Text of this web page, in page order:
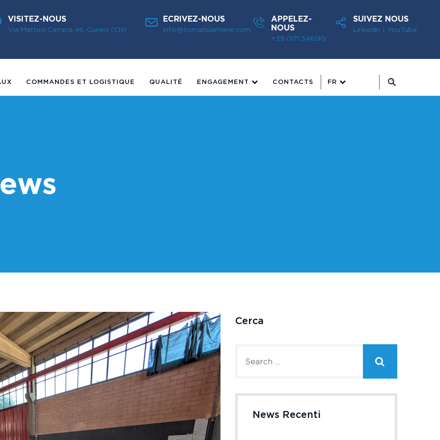
VISITEZ-NOUS
Via Matteo Campia 46, Cuneo (CN)
ECRIVEZ-NOUS
info@tomatislamiere.com
APPELEZ-
NOUS
+39 0171 346190
SUIVEZ NOUS
LinkedIn | YouTube
COMMANDES ET LOGISTIQUE QUALITÉ ENGAGEMENT CONTACTS FR
Cerca
News Recenti